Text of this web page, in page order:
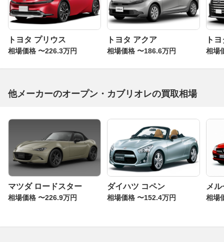
トヨタ プリウス
相場価格 〜226.3万円
トヨタ アクア
相場価格 〜186.6万円
ト
相場
他メーカーのオープン・カブリオレの買取相場
マツダ ロードスター
相場価格 〜226.9万円
ダイハツ コペン
相場価格 〜152.4万円
メ
相場